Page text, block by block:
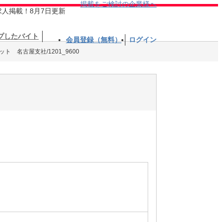
人掲載！8月7日更新
掲載をご検討の企業様へ
したバイト 会員登録（無料） ログイン
ト 名古屋支社/1201_9600